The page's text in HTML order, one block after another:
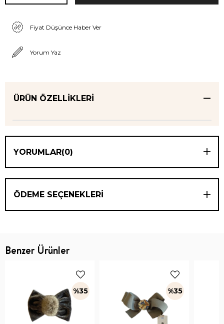
Fiyat Düşünce Haber Ver
Yorum Yaz
ÜRÜN ÖZELLIKLERI
YORUMLAR(0)
ÖDEME SEÇENEKLERI
Benzer Ürünler
%35 %35